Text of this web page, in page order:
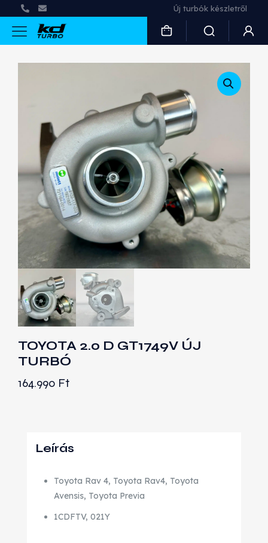
Új turbók készletről
TOYOTA 2.0 D GT1749V ÚJ
TURBÓ
164.990 Ft
Leírás
Toyota Rav 4, Toyota Rav4, Toyota
Avensis, Toyota Previa
1CDFTV, 021Y